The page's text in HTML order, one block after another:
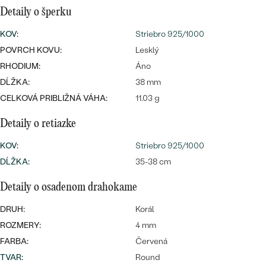
Najpredávanejšie
svadobné
obrúčky
PODĽA MATERIÁLU
ZLATO
PLATINA
S LAB GROWN DIAMANTMI
S PERLAMI
PODĽA ŠTÝLU
PODĽA PRÍLEŽITOSTI
PODĽA FARBY
CENOVO DOSTUPNÉ
LUXUSNÉ
LUXUSNÉ
Detaily o šperku
KOV:
Striebro 925/1000
POVRCH KOVU:
Lesklý
RHODIUM:
Áno
DĹŽKA:
38 mm
CELKOVÁ PRIBLIŽNÁ VÁHA:
11.03 g
Detaily o retiazke
KOV:
Striebro 925/1000
DĹŽKA: 35-38 cm
Detaily o osadenom drahokame
DRUH:
Korál
ROZMERY:
4 mm
FARBA:
Červená
TVAR:
Round